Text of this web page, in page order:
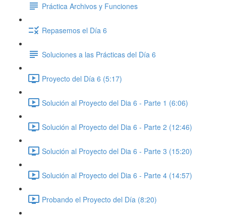
Práctica Archivos y Funciones
Repasemos el Día 6
Soluciones a las Prácticas del Día 6
Proyecto del Día 6 (5:17)
Solución al Proyecto del Dia 6 - Parte 1 (6:06)
Solución al Proyecto del Dia 6 - Parte 2 (12:46)
Solución al Proyecto del Dia 6 - Parte 3 (15:20)
Solución al Proyecto del Dia 6 - Parte 4 (14:57)
Probando el Proyecto del Día (8:20)